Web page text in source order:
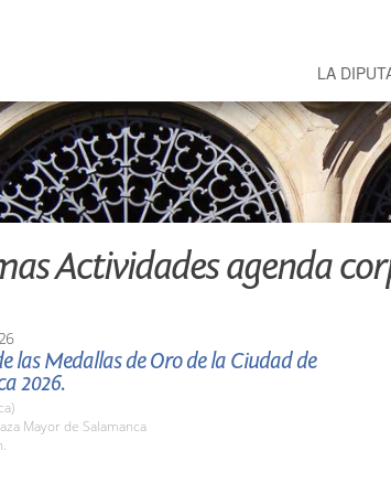
LA
Actividades agenda
las Medallas de Oro de la Ciudad de
2026.
Mayor de Salamanca